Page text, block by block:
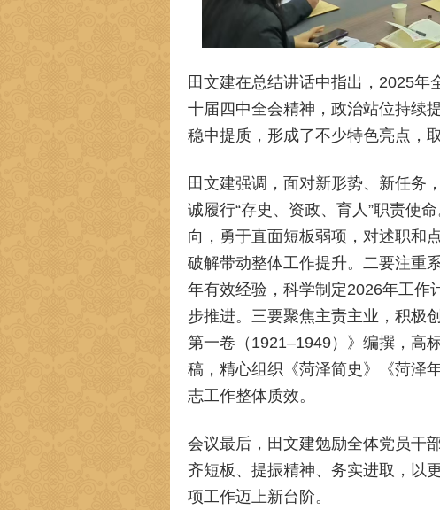
田文建在总结讲话中指出，2025
十届四中全会精神，政治站位持续
稳中提质，形成了不少特色亮点，
田文建强调，面对新形势、新任务
诚履行“存史、资政、育人”职责使
向，勇于直面短板弱项，对述职和
破解带动整体工作提升。二要注重
年有效经验，科学制定2026年工作
步推进。三要聚焦主责主业，积极
第一卷（1921–1949）》编撰，高
稿，精心组织《菏泽简史》《菏泽
志工作整体质效。
会议最后，田文建勉励全体党员干
齐短板、提振精神、务实进取，以
项工作迈上新台阶。